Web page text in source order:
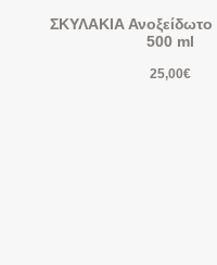
ΣΚΥΛΑΚΙΑ
500 ml
25,00€